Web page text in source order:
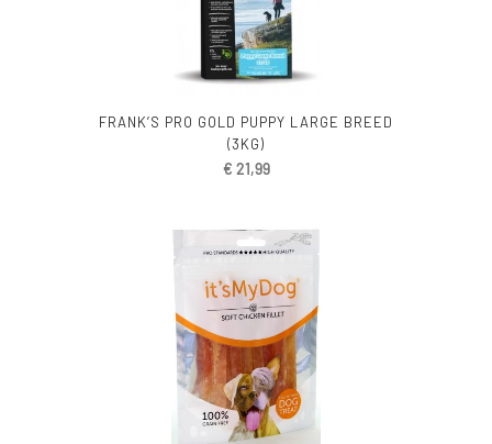
FRANK’S PRO GOLD PUPPY LARGE BREED
(3KG)
€ 21,99